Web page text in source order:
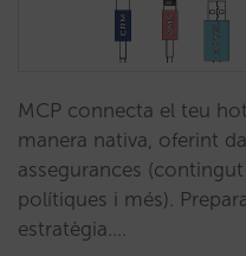
MCP connecta el teu
manera nativa, oferint
assegurances
polítiques i més).
estratègia.…